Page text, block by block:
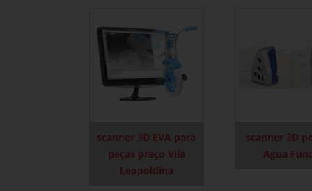
scanner 3D EVA para
peças preço Vila
Leopoldina
scanner 3D
Água